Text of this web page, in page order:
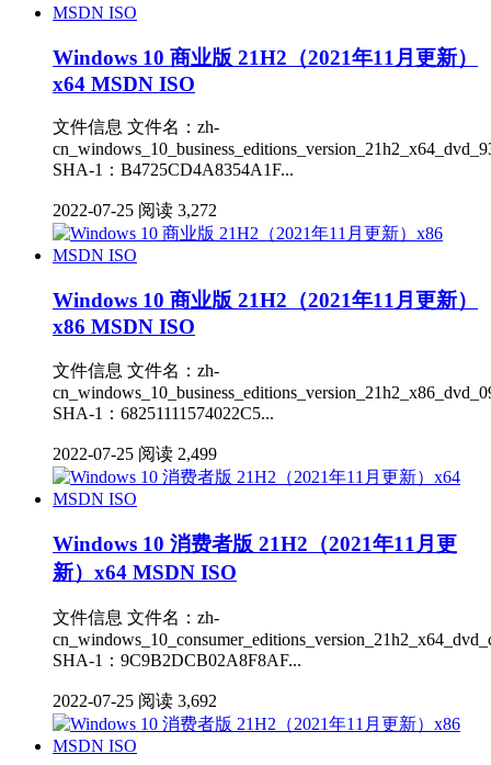
Windows 10 商业版 21H2（2021年11月更新）
x64 MSDN ISO
文件信息 文件名：zh-
SHA-1：B4725CD4A8354A1F...
2022-07-25 阅读 3,272
Windows 10 商业版 21H2（2021年11月更新）
x86 MSDN ISO
文件信息 文件名：zh-
SHA-1：68251111574022C5...
2022-07-25 阅读 2,499
Windows 10 消费者版 21H2（2021年11月更
新）x64 MSDN ISO
文件信息 文件名：zh-
SHA-1：9C9B2DCB02A8F8AF...
2022-07-25 阅读 3,692